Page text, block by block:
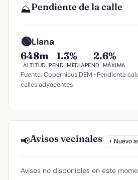
⛰️Pendiente de la calle
🟢Llana
648m
ALTITUD
1.3%
PEND. MEDIA
2.6%
PEND. MÁXIMA
Fuente: Copernicus DEM · Pendiente
calles adyacentes
📢Avisos vecinales + Nuevo
Avisos no disponibles en este